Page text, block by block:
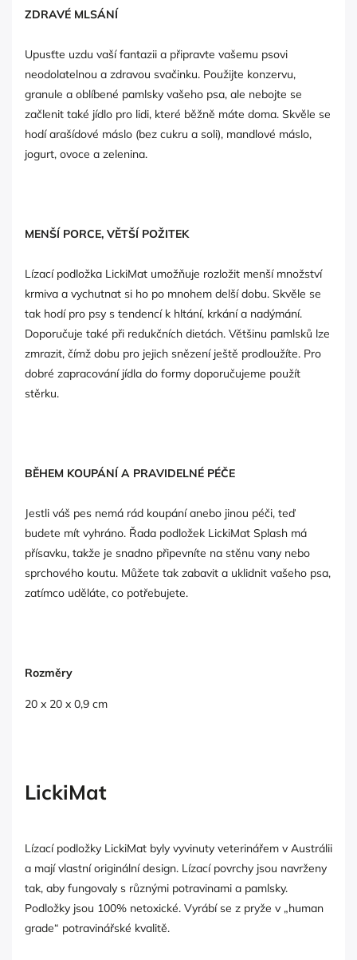
ZDRAVÉ MLSÁNÍ
Upusťte uzdu vaší fantazii a připravte vašemu psovi
neodolatelnou a zdravou svačinku. Použijte konzervu,
granule a oblíbené pamlsky vašeho psa, ale nebojte se
začlenit také jídlo pro lidi, které běžně máte doma. Skvěle se
hodí arašídové máslo (bez cukru a soli), mandlové máslo,
jogurt, ovoce a zelenina.
MENŠÍ PORCE, VĚTŠÍ POŽITEK
Lízací podložka LickiMat umožňuje rozložit menší množství
krmiva a vychutnat si ho po mnohem delší dobu. Skvěle se
tak hodí pro psy s tendencí k hltání, krkání a nadýmání.
Doporučuje také při redukčních dietách. Většinu pamlsků lze
zmrazit, čímž dobu pro jejich snězení ještě prodloužíte. Pro
dobré zapracování jídla do formy doporučujeme použít
stěrku.
BĚHEM KOUPÁNÍ A PRAVIDELNÉ PÉČE
Jestli váš pes nemá rád koupání anebo jinou péči, teď
budete mít vyhráno. Řada podložek LickiMat Splash má
přísavku, takže je snadno připevníte na stěnu vany nebo
sprchového koutu. Můžete tak zabavit a uklidnit vašeho psa,
zatímco uděláte, co potřebujete.
Rozměry
20 x 20 x 0,9 cm
LickiMat
Lízací podložky LickiMat byly vyvinuty veterinářem v Austrálii
a mají vlastní originální design. Lízací povrchy jsou navrženy
tak, aby fungovaly s různými potravinami a pamlsky.
Podložky jsou 100% netoxické. Vyrábí se z pryže v „human
grade“ potravinářské kvalitě.